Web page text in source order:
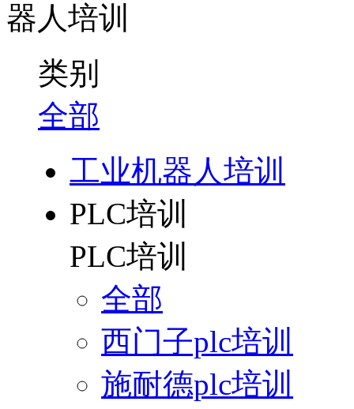
器人培训
类别
全部
工业机器人培训
PLC培训
PLC培训
全部
西门子plc培训
施耐德plc培训